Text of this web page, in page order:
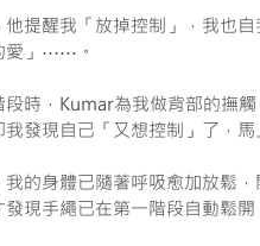
他提醒我「放掉控制」，我也
愛」⋯⋯。
段時，Kumar為我做背部的撫
發現自己「又想控制」了，
我的身體已隨著呼吸愈加放鬆
現手繩已在第一階段自動鬆